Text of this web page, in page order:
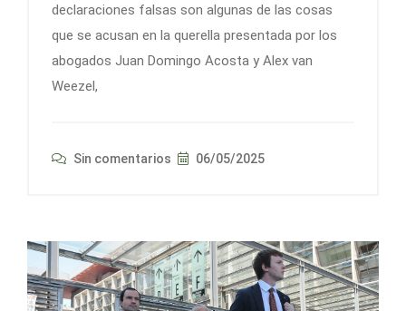
declaraciones falsas son algunas de las cosas
que se acusan en la querella presentada por los
abogados Juan Domingo Acosta y Alex van
Weezel,
Sin comentarios 06/05/2025